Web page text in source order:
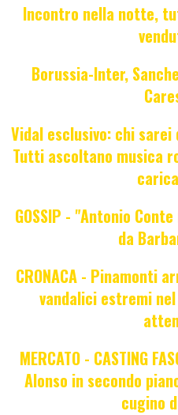
Incontro nella notte,
Borussia-Inter,
Vidal esclusivo: chi
Tutti ascoltano musica
GOSSIP - "Antonio
da
CRONACA - Pinamonti
vandalici estremi
MERCATO - CASTING
Alonso in secondo
cugino